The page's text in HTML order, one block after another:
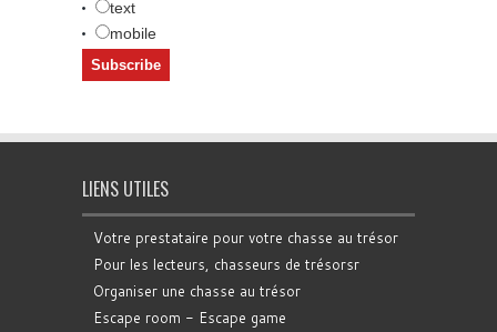
text
mobile
LIENS UTILES
Votre prestataire pour votre chasse au trésor
Pour les lecteurs, chasseurs de trésorsr
Organiser une chasse au trésor
Escape room - Escape game